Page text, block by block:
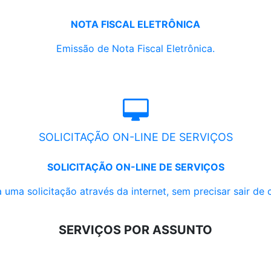
NOTA FISCAL ELETRÔNICA
Emissão de Nota Fiscal Eletrônica.
SOLICITAÇÃO ON-LINE DE SERVIÇOS
SOLICITAÇÃO ON-LINE DE SERVIÇOS
uma solicitação através da internet, sem precisar sair de
SERVIÇOS POR ASSUNTO